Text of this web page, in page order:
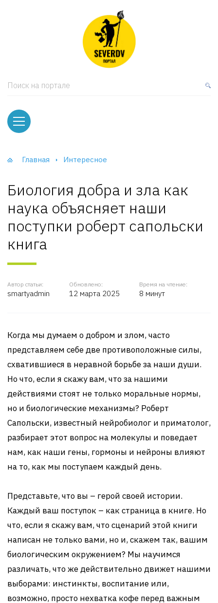
Поиск на портале
Главная Интересное
Биология добра и зла как
наука объясняет наши
поступки роберт сапольски
книга
Автор статьи:
smartyadmin
Обновлено:
12 марта 2025
Время на чтение:
8 минут
Когда мы думаем о добром и злом, часто
представляем себе две противоположные силы,
схватившиеся в неравной борьбе за наши души.
Но что, если я скажу вам, что за нашими
действиями стоят не только моральные нормы,
но и биологические механизмы? Роберт
Сапольски, известный нейробиолог и приматолог,
разбирает этот вопрос на молекулы и поведает
нам, как наши гены, гормоны и нейроны влияют
на то, как мы поступаем каждый день.
Представьте, что вы – герой своей истории.
Каждый ваш поступок – как страница в книге. Но
что, если я скажу вам, что сценарий этой книги
написан не только вами, но и, скажем так, вашим
биологическим окружением? Мы научимся
различать, что же действительно движет нашими
выборами: инстинкты, воспитание или,
возможно, просто нехватка кофе перед важным
и тумбы